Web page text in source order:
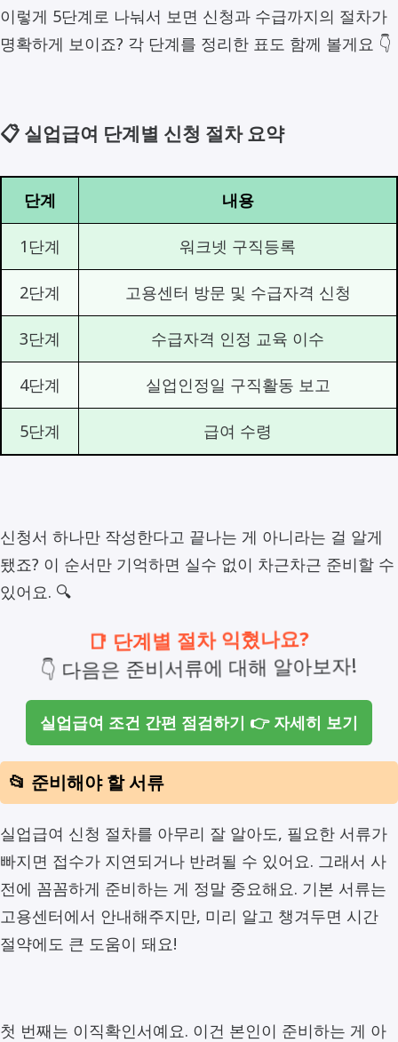
이렇게 5단계로 나눠서 보면 신청과 수급까지의 절차가
명확하게 보이죠? 각 단계를 정리한 표도 함께 볼게요 👇
📋 실업급여 단계별 신청 절차 요약
단계 내용
1단계 워크넷 구직등록
2단계 고용센터 방문 및 수급자격 신청
3단계 수급자격 인정 교육 이수
4단계 실업인정일 구직활동 보고
5단계 급여 수령
신청서 하나만 작성한다고 끝나는 게 아니라는 걸 알게
됐죠? 이 순서만 기억하면 실수 없이 차근차근 준비할 수
있어요. 🔍
📑 단계별 절차 익혔나요?
👇 다음은 준비서류에 대해 알아보자!
실업급여 조건 간편 점검하기 👉 자세히 보기
📂 준비해야 할 서류
실업급여 신청 절차를 아무리 잘 알아도, 필요한 서류가
빠지면 접수가 지연되거나 반려될 수 있어요. 그래서 사
전에 꼼꼼하게 준비하는 게 정말 중요해요. 기본 서류는
고용센터에서 안내해주지만, 미리 알고 챙겨두면 시간
절약에도 큰 도움이 돼요!
첫 번째는 이직확인서예요. 이건 본인이 준비하는 게 아